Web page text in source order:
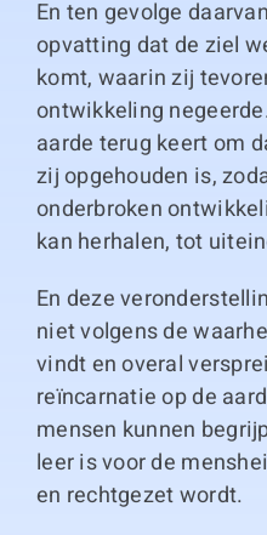
En ten gevolge
opvatting dat de ziel
komt, waarin zij
ontwikkeling
aarde terug keert om
zij opgehouden is,
onderbroken
kan herhalen, tot
En deze
niet volgens de
vindt en overal
reïncarnatie op de
mensen kunnen
leer is voor de
en rechtgezet wordt.